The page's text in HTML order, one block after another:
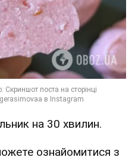
на 30 хвилин.
ознайомитися з